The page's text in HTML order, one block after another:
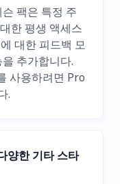
팩은 특정 주
한 평생 액세스
대한 피드백 모
추가합니다.
사용하려면 Pro
.
한 기타 스타